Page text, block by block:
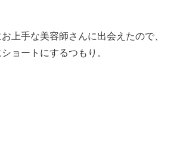
上手な美容師さんに出会えたので、
ョートにするつもり。